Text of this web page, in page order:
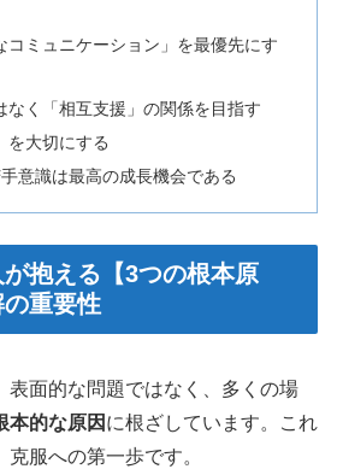
コミュニケーション」を最優先にす
なく「相互支援」の関係を目指す
を大切にする
意識は最高の成長機会である
抱える【3つの根本原
の重要性
表面的な問題ではなく、多くの場
本的な原因 に根ざしています。これ
服への第一歩です。